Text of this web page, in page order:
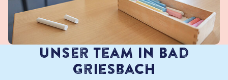
Unser Team in Bad
Griesbach